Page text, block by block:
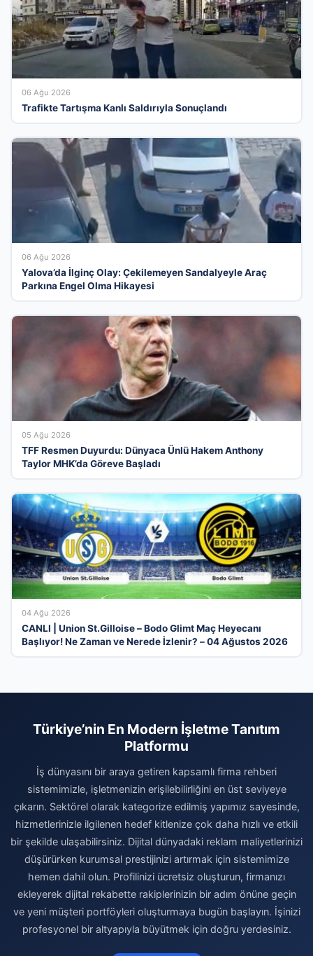
06 Ağu 2026
Trafikte Tartışma Kanlı Saldırıyla Sonuçlandı
06 Ağu 2026
Yalova’da İlginç Olay: Çekilemeyen Sandalyeyle Araç
Parkına Engel Olma Hikayesi
05 Ağu 2026
TFF Resmen Duyurdu: Dünyaca Ünlü Hakem Anthony
Taylor MHK’da Göreve Başladı
04 Ağu 2026
CANLI | Union St.Gilloise – Bodo Glimt Maç Heyecanı
Başlıyor! Ne Zaman ve Nerede İzlenir? – 04 Ağustos 2026
Türkiye’nin En Modern İşletme Tanıtım
Platformu
İş dünyasını bir araya getiren kapsamlı firma rehberi
sistemimizle, işletmenizin erişilebilirliğini en üst seviyeye
çıkarın. Sektörel olarak kategorize edilmiş yapımız sayesinde,
hizmetlerinizle ilgilenen hedef kitlenize çok daha hızlı ve etkili
bir şekilde ulaşabilirsiniz. Dijital dünyadaki reklam maliyetlerinizi
düşürürken kurumsal prestijinizi artırmak için sistemimize
hemen dahil olun. Profilinizi ücretsiz oluşturun, firmanızı
ekleyerek dijital rekabette rakiplerinizin bir adım önüne geçin
ve yeni müşteri portföyleri oluşturmaya bugün başlayın. İşinizi
profesyonel bir altyapıyla büyütmek için doğru yerdesiniz.